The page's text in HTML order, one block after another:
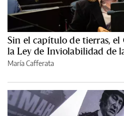
Sin el capítulo de tierras, el
la Ley de Inviolabilidad de
María Cafferata